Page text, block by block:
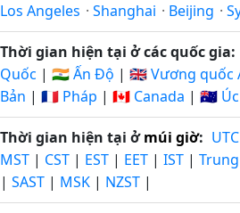
Los Angeles · Shanghai · Beijing ·
Thời gian hiện tại ở các quốc gia:
Quốc | 🇮🇳 Ấn Độ | 🇬🇧 Vương quốc
Bản | 🇫🇷 Pháp | 🇨🇦 Canada | 🇦🇺 Úc
Thời gian hiện tại ởmúi giờ: UTC
MST | CST | EST | EET | IST |
| SAST | MSK | NZST |